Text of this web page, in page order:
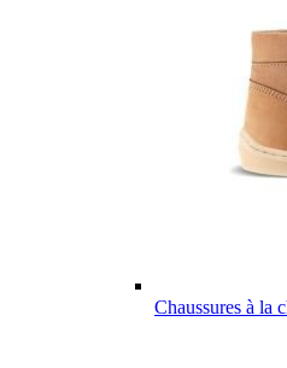
Chaussures à la